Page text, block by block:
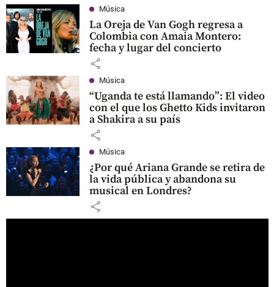
Música
La Oreja de Van Gogh regresa a
Colombia con Amaia Montero:
fecha y lugar del concierto
share
Música
“Uganda te está llamando”: El video
con el que los Ghetto Kids invitaron
a Shakira a su país
share
Música
¿Por qué Ariana Grande se retira de
la vida pública y abandona su
musical en Londres?
share